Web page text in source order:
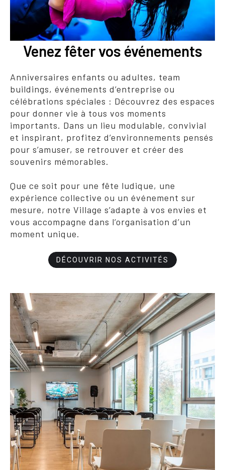
Venez fêter vos événements
Anniversaires enfants ou adultes, team
buildings, événements d’entreprise ou
célébrations spéciales : Découvrez des espaces
pour donner vie à tous vos moments
importants. Dans un lieu modulable, convivial
et inspirant, profitez d’environnements pensés
pour s’amuser, se retrouver et créer des
souvenirs mémorables.
Que ce soit pour une fête ludique, une
expérience collective ou un événement sur
mesure, notre Village s’adapte à vos envies et
vous accompagne dans l’organisation d’un
moment unique.
DÉCOUVRIR NOS ACTIVITÉS